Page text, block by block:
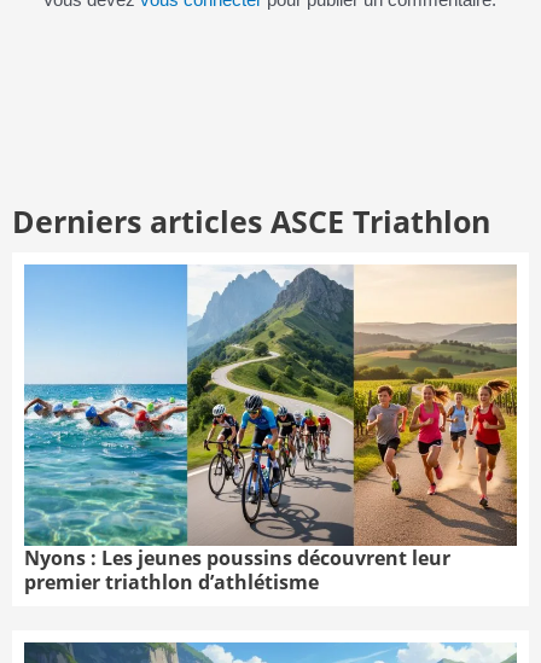
Derniers articles ASCE Triathlon
Nyons : Les jeunes poussins découvrent leur
premier triathlon d’athlétisme